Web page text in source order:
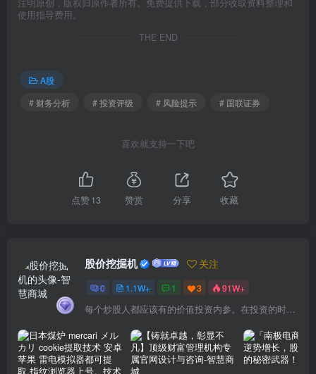
注明原创，版权归原作者所有。免费提供下载，部分收取资料整理和
使用指导费用。
THE END
A股
# 财务分析
# 投资评级 # 风险提示 # 国联证券
喜欢就支持一下吧
点赞13 赞赏 分享 收藏
股价挖掘机 关注
0 1.1W+ 1 3 91W+
每个炒股人都应该有的价值投资内参。在投资的时候，我们把自己看成是企业分析师——而不是市场分析师，也不是宏观经济分析师，更不是证券分析师。